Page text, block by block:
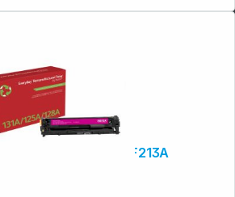
Xerox Everyday Reman. Toner ers. HP CF213A